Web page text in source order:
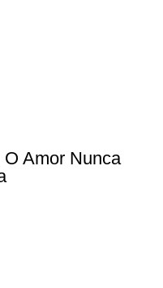
Amor Nunca